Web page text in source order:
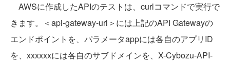
AWSに作成したAPIのテストは、curlコマンドで実行で
きます。＜api-gateway-url＞には上記のAPI Gatewayの
エンドポイントを、パラメータappには各自のアプリID
を、xxxxxxには各自のサブドメインを、X-Cybozu-API-